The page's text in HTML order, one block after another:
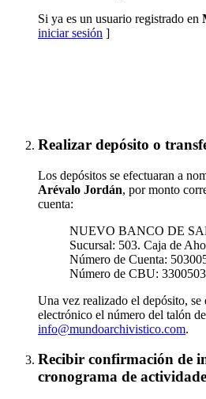
Si ya es un usuario registrado en
iniciar sesión ]
Realizar depósito o
Los depósitos se efectuaran a
Arévalo Jordán, por monto
cuenta:
NUEVO BANCO DE
Sucursal: 503. Caja de
Número de Cuenta:
Número de CBU:
Una vez realizado el depósito,
electrónico el número del talón
info@mundoarchivistico.com.
Recibir confirmación de
cronograma de